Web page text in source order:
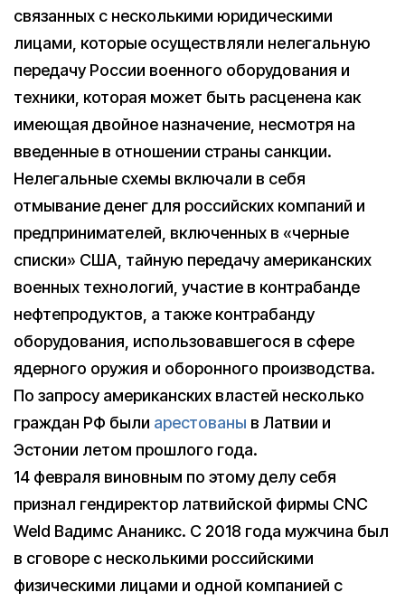
связанных с несколькими юридическими
лицами, которые осуществляли нелегальную
передачу России военного оборудования и
техники, которая может быть расценена как
имеющая двойное назначение, несмотря на
введенные в отношении страны санкции.
Нелегальные схемы включали в себя
отмывание денег для российских компаний и
предпринимателей, включенных в «черные
списки» США, тайную передачу американских
военных технологий, участие в контрабанде
нефтепродуктов, а также контрабанду
оборудования, использовавшегося в сфере
ядерного оружия и оборонного производства.
По запросу американских властей несколько
граждан РФ были арестованы в Латвии и
Эстонии летом прошлого года.
14 февраля виновным по этому делу себя
признал гендиректор латвийской фирмы CNC
Weld Вадимс Ананикс. С 2018 года мужчина был
в сговоре с несколькими российскими
физическими лицами и одной компанией с